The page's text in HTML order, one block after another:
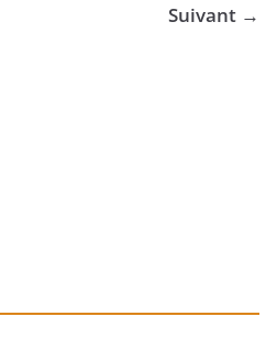
Suivant →